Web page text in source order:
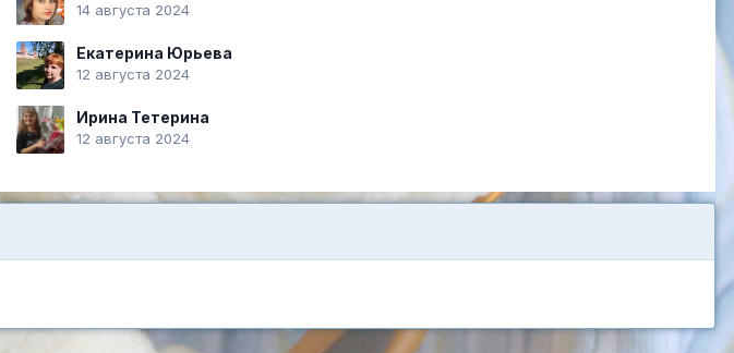
14 августа 2024
Екатерина Юрьева
12 августа 2024
Ирина Тетерина
12 августа 2024